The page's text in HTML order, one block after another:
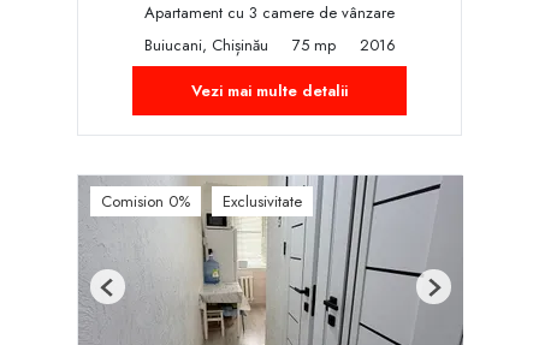
Apartament cu 3 camere de vânzare
Buiucani, Chișinău
75 mp
2016
Vezi mai multe detalii
Comision 0% Exclusivitate
Previous Next